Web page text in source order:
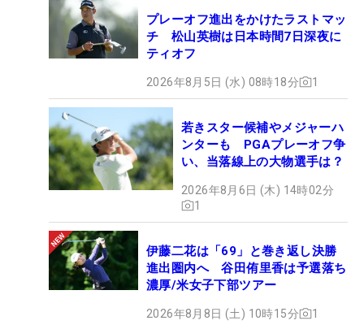
プレーオフ進出をかけたラストマッ
チ 松山英樹は日本時間7日深夜に
ティオフ
2026年8月5日 (水) 08時18分 1
若きスター候補やメジャーハ
ンターも PGAプレーオフ争
い、当落線上の大物選手は？
2026年8月6日 (木) 14時02分
1
伊藤二花は「69」と巻き返し決勝
進出圏内へ 谷田侑里香は予選落ち
濃厚/米女子下部ツアー
2026年8月8日 (土) 10時15分 1